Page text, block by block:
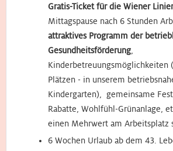
Gratis-Ticket für die Wiener
Mittagspause nach 6 Stunden
attraktives Programm der
Gesundheitsförderung,
Kinderbetreuungsmöglichkeiten
Plätzen - in unserem
Kindergarten), gemeinsame
Rabatte, Wohlfühl-Grünanlage,
einen Mehrwert am Arbeitsplatz
6 Wochen Urlaub ab dem 43.